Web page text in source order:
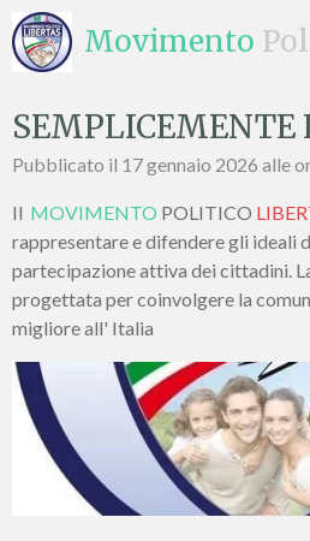
Vai
al
principale
Movimento
SEMPLICEMENTE
Pubblicato il 17 gennaio 2026 alle
Il MOVIMENTO POLITICO
rappresentare e difendere gli ideali
partecipazione attiva dei cittadini.
progettata per coinvolgere la
migliore all' Italia